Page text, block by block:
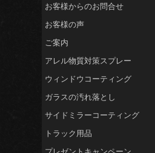
お客様からのお問合せ
お客様の声
ご案内
アレル物質対策スプレー
ウィンドウコーティング
ガラスの汚れ落とし
サイドミラーコーティング
トラック用品